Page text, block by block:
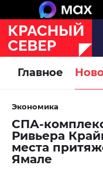
Главное
Экономика
СПА-
Ривьера
места
Ямале